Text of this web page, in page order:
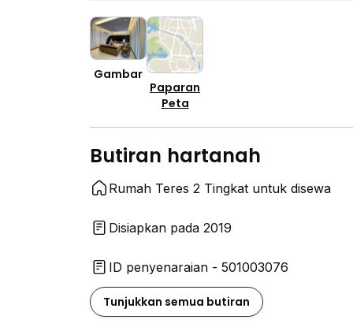
Gambar
Paparan
Peta
Butiran hartanah
Rumah Teres 2 Tingkat untuk disewa
Disiapkan pada 2019
ID penyenaraian - 501003076
Tunjukkan semua butiran